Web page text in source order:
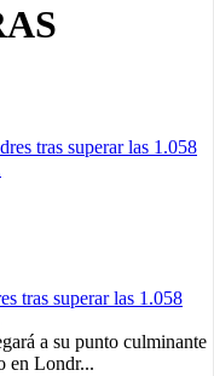
tras superar las 1.058
a su punto culminante
en Londr...